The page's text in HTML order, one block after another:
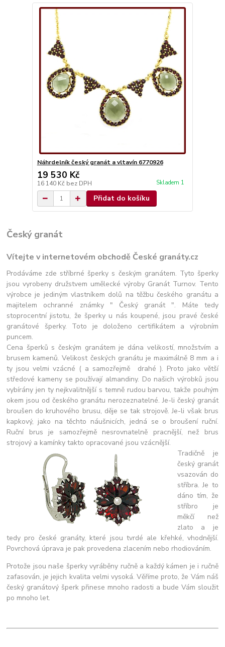
Náhrdelník český granát a vltavín 6770926
19 530 Kč
16 140 Kč bez DPH Skladem 1
Přidat do košíku
Český granát
Vítejte v internetovém obchodě České granáty.cz
Prodáváme zde stříbrné šperky s českým granátem. Tyto šperky
jsou vyrobeny družstvem umělecké výroby Granát Turnov. Tento
výrobce je jediným vlastníkem dolů na těžbu českého granátu a
majitelem ochranné známky " Český granát ". Máte tedy
stoprocentní jistotu, že šperky u nás koupené, jsou pravé české
granátové šperky. Toto je doloženo certifikátem a výrobním
puncem.
Cena šperků s českým granátem je dána velikostí, množstvím a
brusem kamenů. Velikost českých granátu je maximálně 8 mm a i
ty jsou velmi vzácné ( a samozřejmě drahé ). Proto jako větší
středové kameny se používají almandiny. Do našich výrobků jsou
vybírány jen ty nejkvalitnější s temně rudou barvou, takže pouhým
okem jsou od českého granátu nerozeznatelné. Je-li český granát
broušen do kruhového brusu, děje se tak strojově. Je-li však brus
kapkový, jako na těchto náušnicích, jedná se o broušení ruční.
Ruční brus je samozřejmě nesrovnatelně pracnější, než brus
strojový a kamínky takto opracované jsou vzácnější.
Tradičně je
český granát
vsazován do
stříbra. Je to
dáno tím, že
stříbro je
měkčí než
zlato a je
tedy pro české granáty, které jsou tvrdé ale křehké, vhodnější.
Povrchová úprava je pak provedena zlacením nebo rhodiováním.
Protože jsou naše šperky vyráběny ručně a každý kámen je i ručně
zafasován, je jejich kvalita velmi vysoká. Věříme proto, že Vám náš
český granátový šperk přinese mnoho radosti a bude Vám sloužit
po mnoho let.